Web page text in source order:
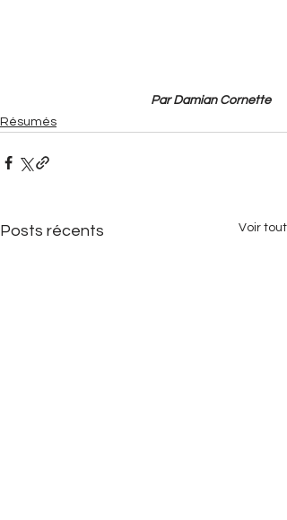
Par Damian Cornette
Résumés
Posts récents Voir tout